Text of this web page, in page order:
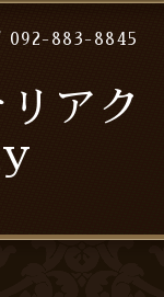
883-8845
アク